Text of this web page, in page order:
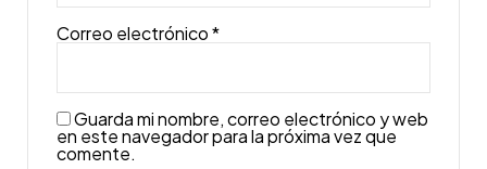
Correo electrónico*
Guarda mi nombre, correo electrónico y web
en este navegador para la próxima vez que
comente.